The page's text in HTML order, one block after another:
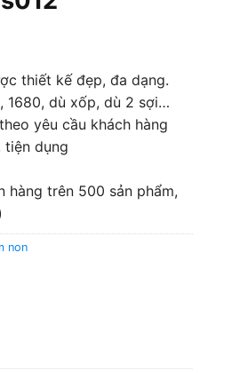
thiết kế đẹp, đa dạng.
1680, dù xốp, dù 2 sợi…
yêu cầu khách hàng
tiện dụng
hàng trên 500 sản phẩm,
non